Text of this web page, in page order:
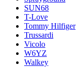
SUN68
T-Love
Tommy Hilfiger
Trussardi
Vicolo
W6YZ
Walkey